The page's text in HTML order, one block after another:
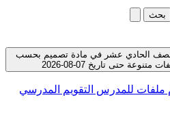
بحث
الحادي عشر في مادة تصميم بحسب
حتى تاريخ 07-08-2026
ملفات للمدرس التقويم المدرسي